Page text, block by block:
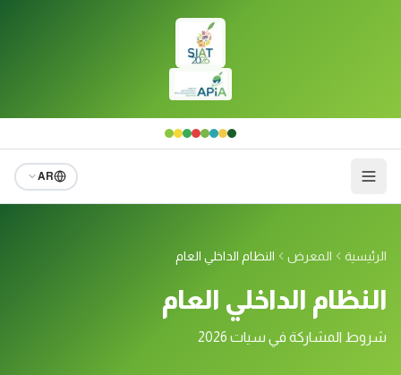
AR
الرئيسية المعرض النظام الداخلي العام
النظام الداخلي العام
شروط المشاركة في سيات 2026